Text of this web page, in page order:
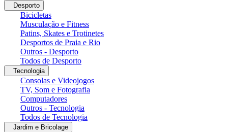
Desporto
Bicicletas
Musculação e Fitness
Patins, Skates e Trotinetes
Desportos de Praia e Rio
Outros - Desporto
Todos de Desporto
Tecnologia
Consolas e Videojogos
TV, Som e Fotografia
Computadores
Outros - Tecnologia
Todos de Tecnologia
Jardim e Bricolage